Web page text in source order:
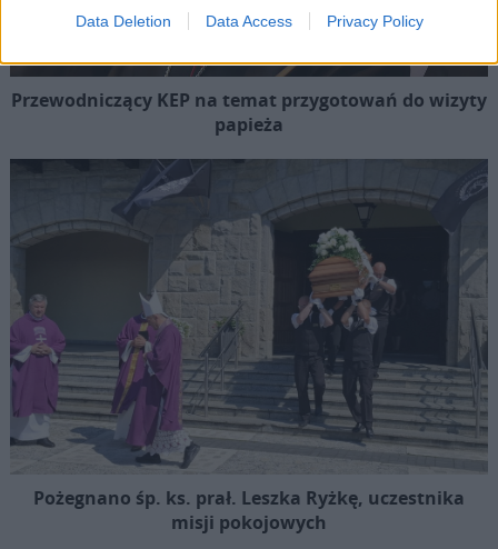
Data Deletion Data Access Privacy Policy
Przewodniczący KEP na temat przygotowań do wizyty
papieża
Pożegnano śp. ks. prał. Leszka Ryżkę, uczestnika
misji pokojowych